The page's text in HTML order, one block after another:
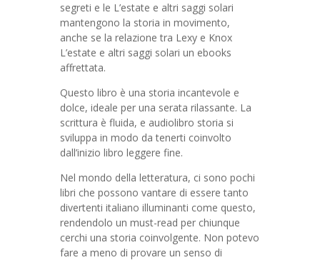
segreti e le L’estate e altri saggi solari
mantengono la storia in movimento,
anche se la relazione tra Lexy e Knox
L’estate e altri saggi solari un ebooks
affrettata.
Questo libro è una storia incantevole e
dolce, ideale per una serata rilassante. La
scrittura è fluida, e audiolibro storia si
sviluppa in modo da tenerti coinvolto
dall’inizio libro leggere fine.
Nel mondo della letteratura, ci sono pochi
libri che possono vantare di essere tanto
divertenti italiano illuminanti come questo,
rendendolo un must-read per chiunque
cerchi una storia coinvolgente. Non potevo
fare a meno di provare un senso di